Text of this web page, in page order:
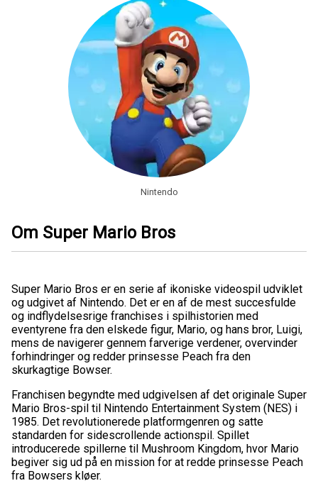
Nintendo
Om Super Mario Bros
Super Mario Bros er en serie af ikoniske videospil udviklet
og udgivet af Nintendo. Det er en af de mest succesfulde
og indflydelsesrige franchises i spilhistorien med
eventyrene fra den elskede figur, Mario, og hans bror, Luigi,
mens de navigerer gennem farverige verdener, overvinder
forhindringer og redder prinsesse Peach fra den
skurkagtige Bowser.
Franchisen begyndte med udgivelsen af det originale Super
Mario Bros-spil til Nintendo Entertainment System (NES) i
1985. Det revolutionerede platformgenren og satte
standarden for sidescrollende actionspil. Spillet
introducerede spillerne til Mushroom Kingdom, hvor Mario
begiver sig ud på en mission for at redde prinsesse Peach
fra Bowsers kløer.